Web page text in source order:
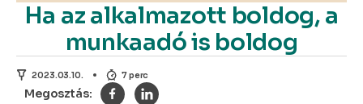
Ha az alkalmazott boldog, a
munkaadó is boldog
2023.03.10. 7 perc